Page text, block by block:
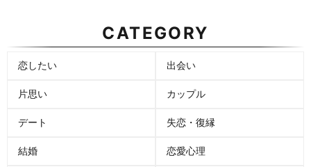
CATEGORY
恋したい 出会い
片思い カップル
デート 失恋・復縁
結婚 恋愛心理